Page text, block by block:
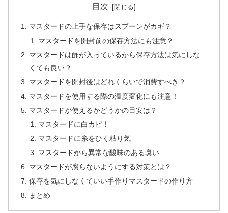
目次
マスタードの上手な保存はスプーンがカギ？
マスタードを開封前の保存方法にも注意？
マスタードは酢が入っているから保存方法は気にしな
くても良い？
マスタードを開封後はどれくらいで消費すべき？
マスタードを使用する際の温度変化にも注意！
マスタードが使えるかどうかの目安は？
マスタードに白カビ！
マスタードに糸をひく粘り気
マスタードから異常な酸味のある臭い
マスタードが腐らないようにする対策とは？
保存を気にしなくていい手作りマスタードの作り方
まとめ